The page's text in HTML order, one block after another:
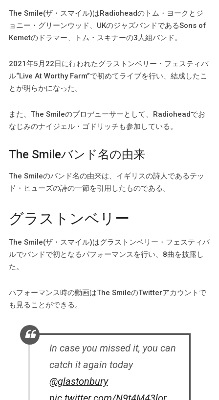
The Smile(ザ・スマイル)はRadioheadのトム・ヨークとジ
ョニー・グリーンウッド、UKのジャズバンドであるSons of
Kemetのドラマー、トム・スキナーの3人組バンド。
2021年5月22日に行われたグラストンベリー・フェスティバ
ル“Live At Worthy Farm”で初めてライブを行い、結成したこ
とが明らかになった。
また、The Smileのプロデューサーとして、Radioheadでお
なじみのナイジェル・ゴドリッチも参加している。
The Smileバンド名の由来
The Smileのバンド名の由来は、イギリスの詩人であるテッ
ド・ヒューズの詩の一節を引用したものである。
グラストンベリー
The Smile(ザ・スマイル)はグラストンベリー・フェスティバ
ルでバンドで初となるパフォーマンスを行い、8曲を披露し
た。
パフォーマンス時の動画はThe SmileのTwitterアカウントで
も見ることができる。
In case you missed it, you can
catch it again today
@glastonbury